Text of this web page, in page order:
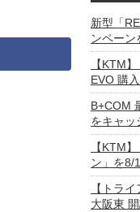
新型「
ンペーン
【KTM
EVO 購
B+COM
をキャッ
【KTM
ン」を8/
【トラ
大阪東